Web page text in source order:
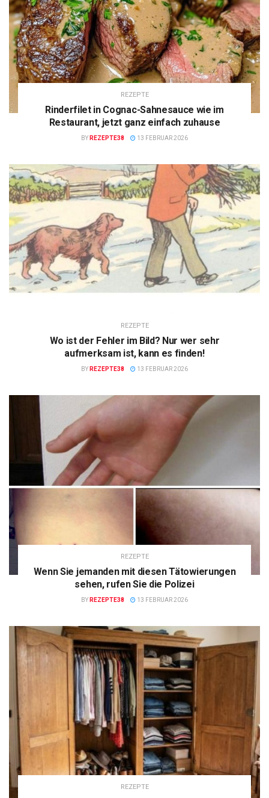
REZEPTE
Rinderfilet in Cognac-Sahnesauce wie im
Restaurant, jetzt ganz einfach zuhause
BY REZEPTE38 13 FEBRUAR 2026
REZEPTE
Wo ist der Fehler im Bild? Nur wer sehr
aufmerksam ist, kann es finden!
BY REZEPTE38 13 FEBRUAR 2026
REZEPTE
Wenn Sie jemanden mit diesen Tätowierungen
sehen, rufen Sie die Polizei
BY REZEPTE38 13 FEBRUAR 2026
REZEPTE